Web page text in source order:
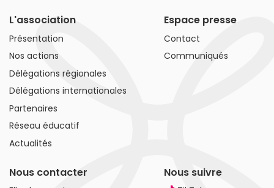
L'association
Présentation
Nos actions
Délégations régionales
Délégations internationales
Partenaires
Réseau éducatif
Actualités
Espace presse
Contact
Communiqués
Nous contacter Nous suivre